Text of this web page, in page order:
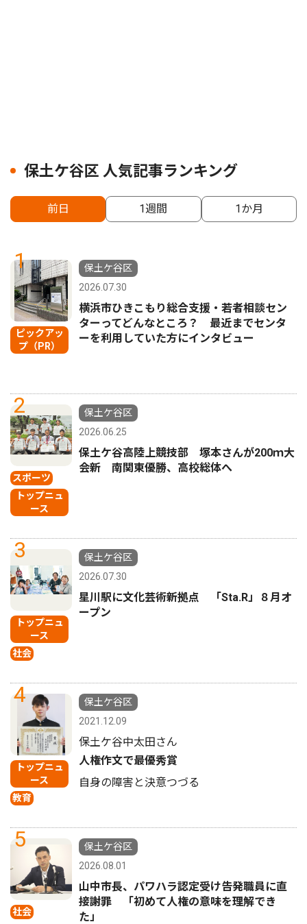
保土ケ谷区 人気記事ランキング
前日 1週間 1か月
1
ピックアッ
プ（PR）
保土ケ谷区
2026.07.30
横浜市ひきこもり総合支援・若者相談セン
ターってどんなところ？ 最近までセンタ
ーを利用していた方にインタビュー
2
スポーツ
トップニュ
ース
保土ケ谷区
2026.06.25
保土ケ谷高陸上競技部 塚本さんが200ｍ大
会新 南関東優勝、高校総体へ
3
トップニュ
ース
社会
保土ケ谷区
2026.07.30
星川駅に文化芸術新拠点 「Sta.R」８月オ
ープン
4
トップニュ
ース
教育
保土ケ谷区
2021.12.09
保土ケ谷中太田さん
人権作文で最優秀賞
自身の障害と決意つづる
5
社会
保土ケ谷区
2026.08.01
山中市長、パワハラ認定受け告発職員に直
接謝罪 「初めて人権の意味を理解でき
た」